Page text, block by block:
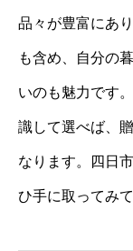
品々が豊富にあ
も含め、自分の
いのも魅力です
識して選べば、
なります。四日
ひ手に取ってみ